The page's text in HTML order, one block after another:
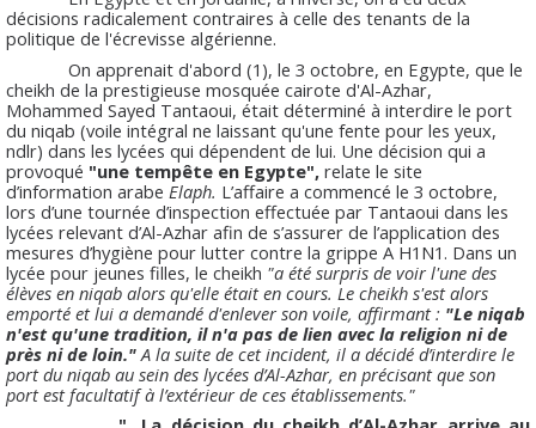
décisions radicalement contraires à celle des tenants de la
politique de l'écrevisse algérienne.
On apprenait d'abord (1), le 3 octobre, en Egypte, que le
cheikh de la prestigieuse mosquée cairote d'Al-Azhar,
Mohammed Sayed Tantaoui, était déterminé à interdire le port
du niqab (voile intégral ne laissant qu'une fente pour les yeux,
ndlr) dans les lycées qui dépendent de lui. Une décision qui a
provoqué "une tempête en Egypte", relate le site
d’information arabe Elaph. L’affaire a commencé le 3 octobre,
lors d’une tournée d’inspection effectuée par Tantaoui dans les
lycées relevant d’Al-Azhar afin de s’assurer de l’application des
mesures d’hygiène pour lutter contre la grippe A H1N1. Dans un
lycée pour jeunes filles, le cheikh "a été surpris de voir l'une des
élèves en niqab alors qu'elle était en cours. Le cheikh s'est alors
emporté et lui a demandé d'enlever son voile, affirmant : "Le niqab
n'est qu'une tradition, il n'a pas de lien avec la religion ni de
près ni de loin." A la suite de cet incident, il a décidé d’interdire le
port du niqab au sein des lycées d’Al-Azhar, en précisant que son
port est facultatif à l’extérieur de ces établissements."